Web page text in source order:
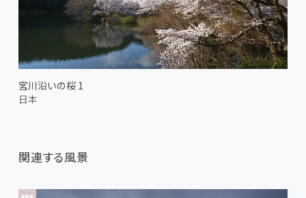
宮川沿いの桜 1
日本
関連する風景